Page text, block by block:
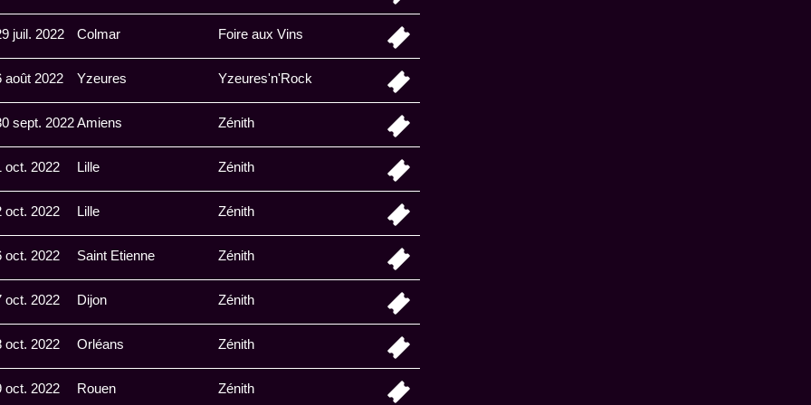
juil. 2022 Colmar Foire aux Vins
août 2022 Yzeures Yzeures'n'Rock
sept. 2022Amiens Zénith
oct. 2022 Lille Zénith
oct. 2022 Lille Zénith
oct. 2022 Saint Etienne Zénith
oct. 2022 Dijon Zénith
oct. 2022 Orléans Zénith
oct. 2022 Rouen Zénith